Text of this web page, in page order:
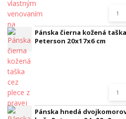
Pánska čierna kožená
Peterson 20x17x6 cm
Pánska hnedá